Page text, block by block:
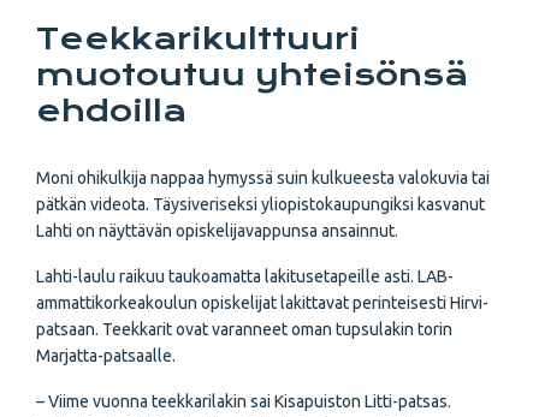
Teekkarikulttuuri
muotoutuu yhteisönsä
ehdoilla
Moni ohikulkija nappaa hymyssä suin kulkueesta valokuvia tai
pätkän videota. Täysiveriseksi yliopistokaupungiksi kasvanut
Lahti on näyttävän opiskelijavappunsa ansainnut.
Lahti-laulu raikuu taukoamatta lakitusetapeille asti. LAB-
ammattikorkeakoulun opiskelijat lakittavat perinteisesti Hirvi-
patsaan. Teekkarit ovat varanneet oman tupsulakin torin
Marjatta-patsaalle.
– Viime vuonna teekkarilakin sai Kisapuiston Litti-patsas.